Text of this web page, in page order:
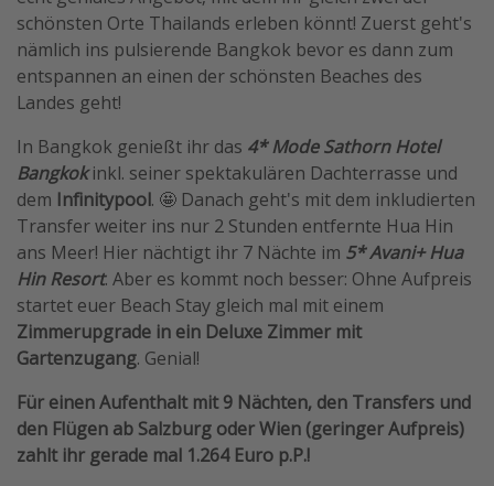
schönsten Orte Thailands erleben könnt! Zuerst geht's
nämlich ins pulsierende Bangkok bevor es dann zum
entspannen an einen der schönsten Beaches des
Landes geht!
In Bangkok genießt ihr das 4* Mode Sathorn Hotel
Bangkokinkl. seiner spektakulären Dachterrasse und
dem Infinitypool. 🤩 Danach geht's mit dem inkludierten
Transfer weiter ins nur 2 Stunden entfernte Hua Hin
ans Meer! Hier nächtigt ihr 7 Nächte im 5* Avani+ Hua
Hin Resort. Aber es kommt noch besser: Ohne Aufpreis
startet euer Beach Stay gleich mal mit einem
Zimmerupgrade in ein Deluxe Zimmer mit
Gartenzugang. Genial!
Für einen Aufenthalt mit 9 Nächten, den Transfers und
den Flügen ab Salzburg oder Wien (geringer Aufpreis)
zahlt ihr gerade mal 1.264 Euro p.P.!